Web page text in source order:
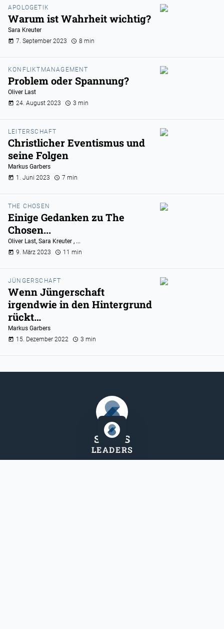
APOLOGETIK
Warum ist Wahrheit wichtig?
Sara Kreuter
7. September 2023
8 min
KONFLIKTMANAGEMENT
Problem oder Spannung?
Oliver Last
24. August 2023
3 min
LEITERSCHAFT
Christlicher Eventismus und
seine Folgen
Markus Garbers
1. Juni 2023
7 min
THE CHOSEN
Einige Gedanken zu The
Chosen...
Oliver Last, Sara Kreuter , ...
9. März 2023
11 min
JÜNGERSCHAFT
Wenn Jüngerschaft
irgendwie in den Hintergrund
rückt…
Markus Garbers
15. Dezember 2022
3 min
STEP S
LEADERS